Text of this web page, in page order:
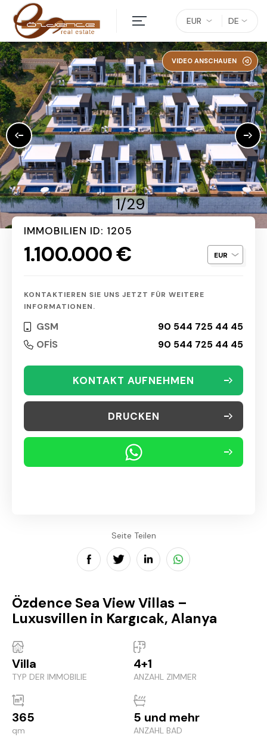
DE
EUR
VIDEO ANSCHAUEN
1/29
IMMOBILIEN ID: 1205
1.100.000 €
KONTAKTIEREN SIE UNS JETZT FÜR WEITERE
INFORMATIONEN.
GSM
90 544 725 44 45
OFİS
90 544 725 44 45
KONTAKT AUFNEHMEN
DRUCKEN
Seite Teilen
Özdence Sea View Villas –
Luxusvillen in Kargıcak, Alanya
Villa
TYP DER IMMOBILIE
4+1
ANZAHL ZIMMER
365
qm
5 und mehr
ANZAHL BAD